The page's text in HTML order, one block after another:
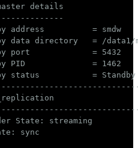
details
address          = smdw
data directory   = /data1/
port             = 5432
PID              = 1462
status           = Standby
State: streaming
sync